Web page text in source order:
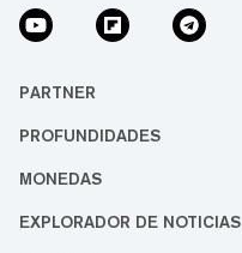
PARTNER
PROFUNDIDADES
MONEDAS
EXPLORADOR DE NOTICIAS